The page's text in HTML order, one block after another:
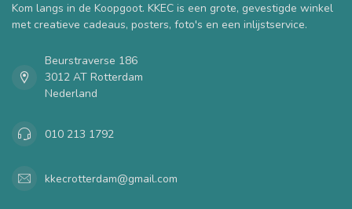
Kom langs in de Koopgoot. KKEC is een grote, gevestigde winkel
met creatieve cadeaus, posters, foto's en een inlijstservice.
Beurstraverse 186
3012 AT Rotterdam
Nederland
010 213 1792
kkecrotterdam@gmail.com